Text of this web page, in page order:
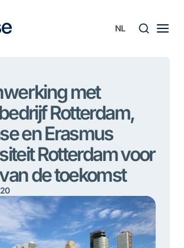
met
Rotterdam,
en Erasmus
Rotterdam voor
de toekomst